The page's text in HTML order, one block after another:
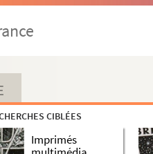
CIBLÉES
Imprimés